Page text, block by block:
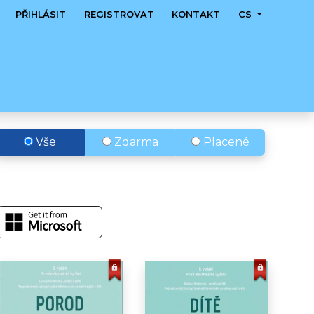
PŘIHLÁSIT REGISTROVAT KONTAKT CS
Vše Zdarma Placené